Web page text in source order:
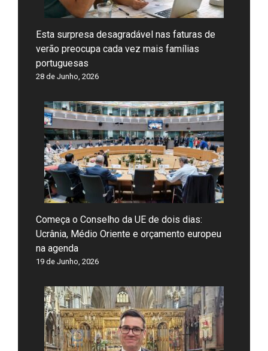
Esta surpresa desagradável nas faturas de
verão preocupa cada vez mais famílias
portuguesas
28 de Junho, 2026
Começa o Conselho da UE de dois dias:
Ucrânia, Médio Oriente e orçamento europeu
na agenda
19 de Junho, 2026